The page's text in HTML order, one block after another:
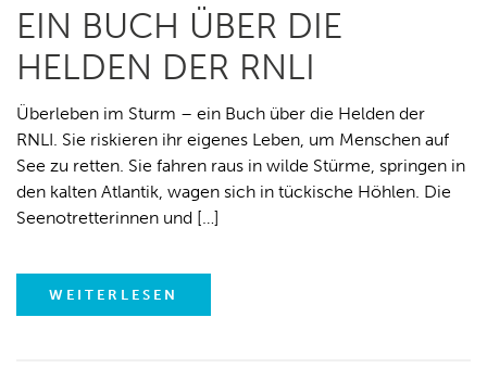
EIN BUCH ÜBER DIE
HELDEN DER RNLI
Überleben im Sturm – ein Buch über die Helden der
RNLI. Sie riskieren ihr eigenes Leben, um Menschen auf
See zu retten. Sie fahren raus in wilde Stürme, springen in
den kalten Atlantik, wagen sich in tückische Höhlen. Die
Seenotretterinnen und […]
WEITERLESEN